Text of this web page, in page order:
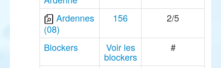
Ardennes
(08)
156 2/5
Blockers Voir les
blockers
#